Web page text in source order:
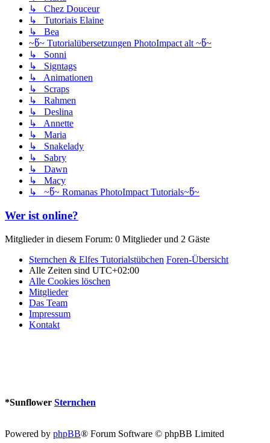
↳ Chez Douceur
↳ Tutoriais Elaine
↳ Bea
~წ~ Tutorialübersetzungen PhotoImpact alt ~წ~
↳ Sonni
↳ Signtags
↳ Animationen
↳ Scraps
↳ Rahmen
↳ Deslina
↳ Annette
↳ Maria
↳ Snakelady
↳ Sabry
↳ Dawn
↳ Macy
↳ ~წ~ Romanas PhotoImpact Tutorials~წ~
Wer ist online?
Mitglieder in diesem Forum: 0 Mitglieder und 2 Gäste
Sternchen & Elfes Tutorialstübchen Foren-Übersicht
Alle Zeiten sind UTC+02:00
Alle Cookies löschen
Mitglieder
Das Team
Impressum
Kontakt
*Sunflower Sternchen
Powered by phpBB® Forum Software © phpBB Limited